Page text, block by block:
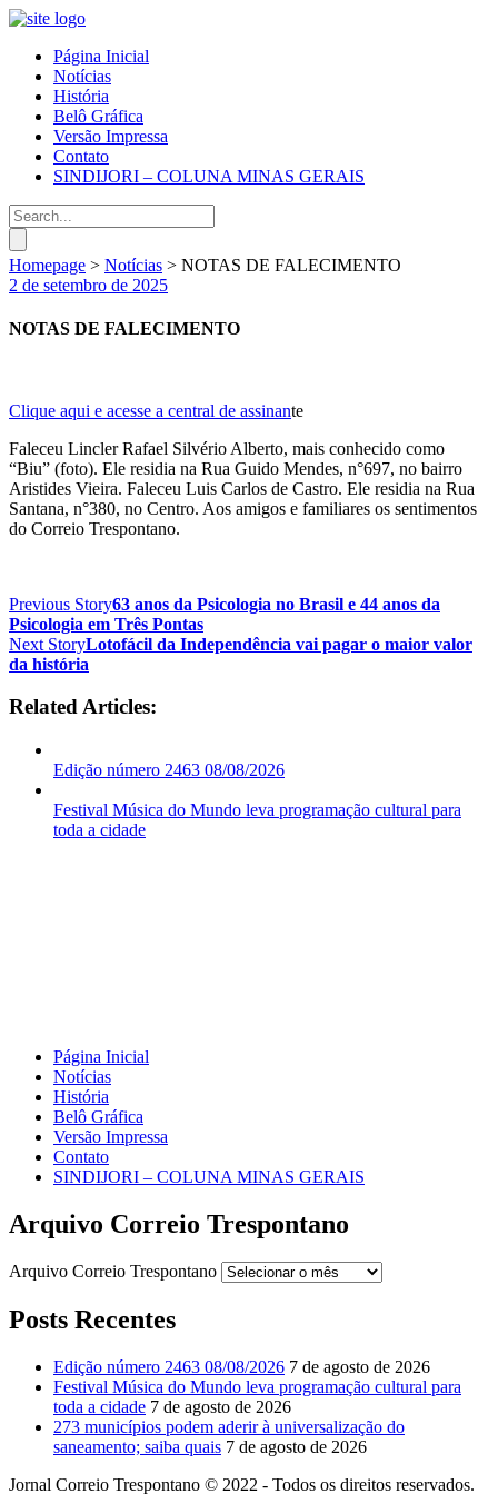
Página Inicial
Notícias
História
Belô Gráfica
Versão Impressa
Contato
SINDIJORI – COLUNA MINAS GERAIS
Homepage > Notícias > NOTAS DE FALECIMENTO
2 de setembro de 2025
NOTAS DE FALECIMENTO
Clique aqui e acesse a central de assinante
Faleceu Lincler Rafael Silvério Alberto, mais conhecido como
“Biu” (foto). Ele residia na Rua Guido Mendes, n°697, no bairro
Aristides Vieira. Faleceu Luis Carlos de Castro. Ele residia na Rua
Santana, n°380, no Centro. Aos amigos e familiares os sentimentos
do Correio Trespontano.
Previous Story63 anos da Psicologia no Brasil e 44 anos da
Psicologia em Três Pontas
Next StoryLotofácil da Independência vai pagar o maior valor
da história
Related Articles:
Edição número 2463 08/08/2026
Festival Música do Mundo leva programação cultural para
toda a cidade
Página Inicial
Notícias
História
Belô Gráfica
Versão Impressa
Contato
SINDIJORI – COLUNA MINAS GERAIS
Arquivo Correio Trespontano
Arquivo Correio Trespontano
Posts Recentes
Edição número 2463 08/08/2026 7 de agosto de 2026
Festival Música do Mundo leva programação cultural para
toda a cidade 7 de agosto de 2026
273 municípios podem aderir à universalização do
saneamento; saiba quais 7 de agosto de 2026
Jornal Correio Trespontano © 2022 - Todos os direitos reservados.